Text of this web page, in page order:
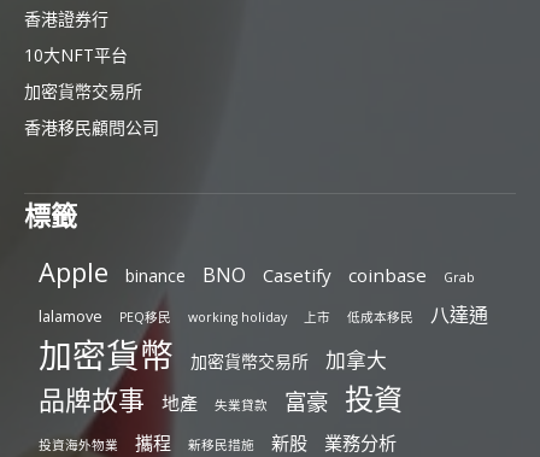
香港證券行
10大NFT平台
加密貨幣交易所
香港移民顧問公司
標籤
Apple binance BNO Casetify coinbase Grab
lalamove PEQ移民 working holiday 上市 低成本移民 八達通
加密貨幣 加密貨幣交易所 加拿大
品牌故事 地產 失業貸款 富豪 投資
投資海外物業 攜程 新移民措施 新股 業務分析